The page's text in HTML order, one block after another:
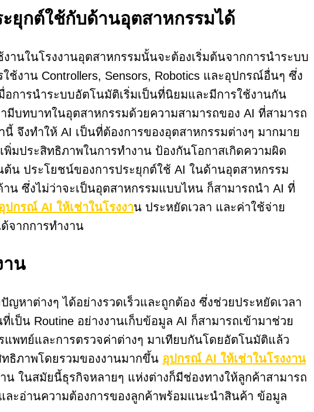
ยุกต์ใช้กับด้านอุตสาหกรรมได้
งานในโรงงานอุตสาหกรรมนั้นจะต้องเริ่มต้นจากการนำระบบ
งาน Controllers, Sensors, Robotics และอุปกรณ์อื่นๆ ซึ่ง
การนำระบบอัตโนมัติเริ่มเป็นที่นิยมและมีการใช้งานกัน
บทบาทในอุตสาหกรรมด้วยความสามารถของ AI ที่สามารถ
จึงทำให้ AI เป็นที่ต้องการของอุตสาหกรรมต่างๆ มากมาย
มประสิทธิภาพในการทำงาน ป้องกันโอกาสเกิดความผิด
น ประโยชน์ของการประยุกต์ใช้ AI ในด้านอุตสาหกรรม
น ซึ่งไม่ว่าจะเป็นอุตสาหกรรมแบบไหน ก็สามารถนำ AI ที่
ปกรณ์ AI ให้เช่าในโรงงาน ประหยัดเวลา และค่าใช้จ่าย
จากการทำงาน
าน
หาต่างๆ ได้อย่างรวดเร็วและถูกต้อง ซึ่งช่วยประหยัดเวลา
ป็น Routine อย่างงานเก็บข้อมูล AI ก็สามารถเข้ามาช่วย
พทย์และการตรวจค่าต่างๆ มาเทียบกันโดยอัตโนมัติแล้ว
ธิภาพโดยรวมของงานมากขึ้น อุปกรณ์ AI ให้เช่าในโรงงาน
ในสมัยนี้ธุรกิจหลายๆ แห่งต่างก็มีช่องทางให้ลูกค้าสามารถ
ละอ่านความต้องการของลูกค้าพร้อมแนะนำสินค้า ข้อมูล